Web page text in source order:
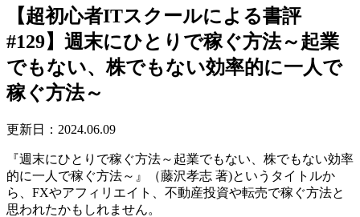
【超初心者ITスクールによる書評
#129】週末にひとりで稼ぐ方法～起業
でもない、株でもない効率的に一人で
稼ぐ方法～
更新日：2024.06.09
『週末にひとりで稼ぐ方法～起業でもない、株でもない効率
的に一人で稼ぐ方法～』（藤沢孝志 著)というタイトルか
ら、FXやアフィリエイト、不動産投資や転売で稼ぐ方法と
思われたかもしれません。